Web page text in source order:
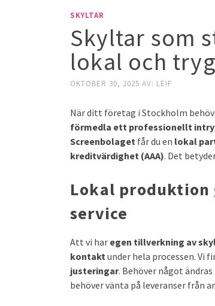
SKYLTAR
Skyltar som
lokal och
OKTOBER 30, 2025 AV: LEIF
När ditt företag i Stockholm
förmedla ett professionellt
Screenbolaget får du en lokal
kreditvärdighet (AAA). Det
Lokal produktion
service
Att vi har egen tillverkning av
kontakt under hela processen. Vi
justeringar. Behöver något
behöver vänta på leveranser från